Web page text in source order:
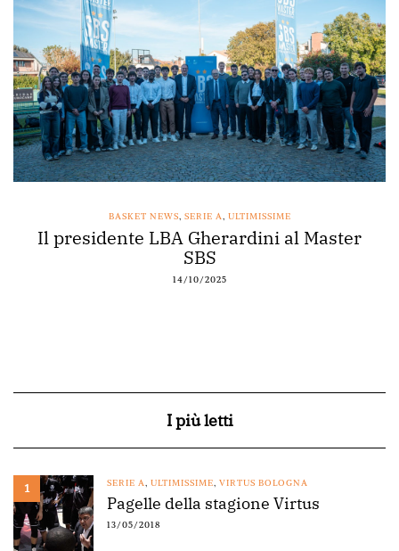
BASKET NEWS, SERIE A, ULTIMISSIME
Il presidente LBA Gherardini al Master
SBS
14/10/2025
I più letti
1 SERIE A, ULTIMISSIME, VIRTUS BOLOGNA
Pagelle della stagione Virtus
13/05/2018